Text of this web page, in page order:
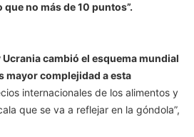
no más de 10 puntos”.
Ucrania cambió el esquema mundial
mayor complejidad a esta
internacionales de los alimentos y
que se va a reflejar en la góndola”,